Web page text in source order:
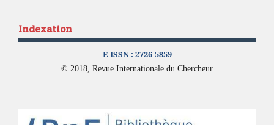
Indexation
E-ISSN : 2726-5859
© 2018, Revue Internationale du Chercheur